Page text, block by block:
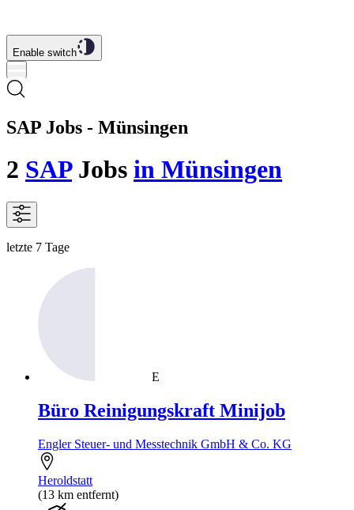
Enable switch
SAP Jobs - Münsingen
2 SAPJobs in Münsingen
letzte 7 Tage
E
Büro Reinigungskraft Minijob
Engler Steuer- und Messtechnik GmbH & Co. KG
Heroldstatt
(13 km entfernt)